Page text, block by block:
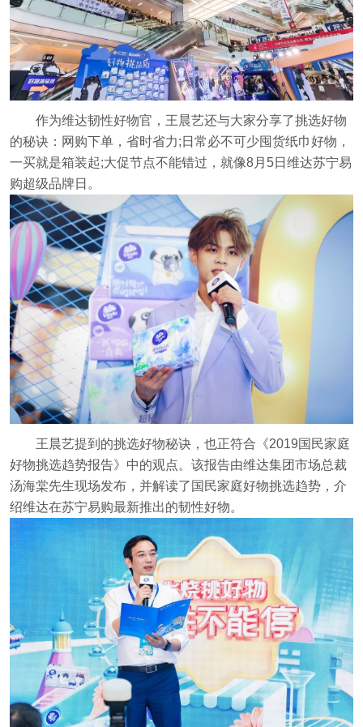
作为维达韧性好物官，王晨艺还与大家分享了挑选好物
的秘诀：网购下单，省时省力;日常必不可少囤货纸巾好物，
一买就是箱装起;大促节点不能错过，就像8月5日维达苏宁易
购超级品牌日。
王晨艺提到的挑选好物秘诀，也正符合《2019国民家庭
好物挑选趋势报告》中的观点。该报告由维达集团市场总裁
汤海棠先生现场发布，并解读了国民家庭好物挑选趋势，介
绍维达在苏宁易购最新推出的韧性好物。